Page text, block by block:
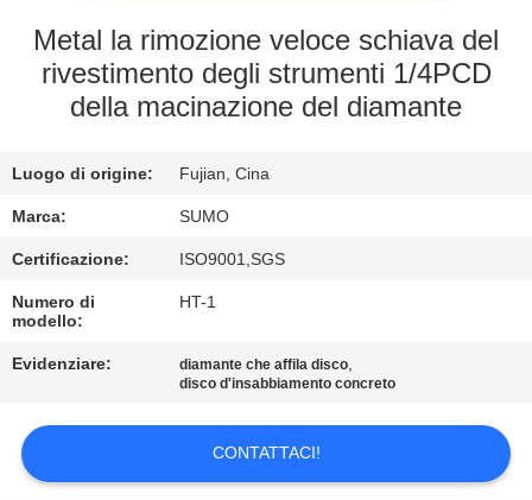
DELLA
FABBRICA
DI
QUALITÀ
CONTATTICI
RICHIEDA
CITAZIONE
Metal la rimozione veloce schiava del
rivestimento degli strumenti 1/4PCD
della macinazione del diamante
Luogo di origine: Fujian, Cina
Marca: SUMO
Certificazione: ISO9001,SGS
Numero di
modello:
HT-1
Evidenziare: diamante che affila disco,
disco d'insabbiamento concreto
CONTATTACI!